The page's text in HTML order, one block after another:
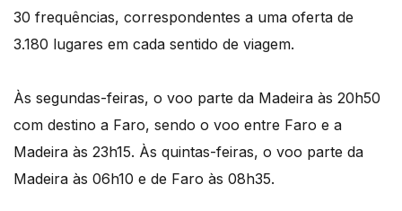
30 frequências, correspondentes a uma oferta de
3.180 lugares em cada sentido de viagem.
Às segundas-feiras, o voo parte da Madeira às 20h50
com destino a Faro, sendo o voo entre Faro e a
Madeira às 23h15. Às quintas-feiras, o voo parte da
Madeira às 06h10 e de Faro às 08h35.